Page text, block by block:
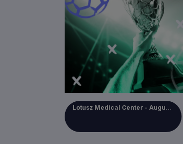
Lotusz Medical Center - Augusztus 20-i Zsíroskenyérkupa